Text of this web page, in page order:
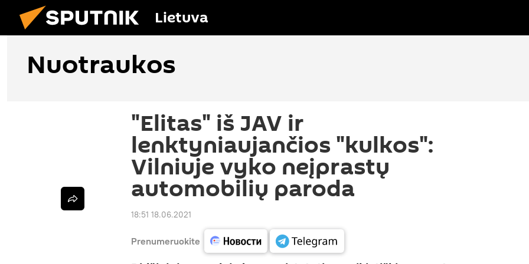
Lietuva
Nuotraukos
"Elitas" iš JAV ir
lenktyniaujančios "kulkos":
Vilniuje vyko neįprastų
automobilių paroda
18:51 18.06.2021
Prenumeruokite